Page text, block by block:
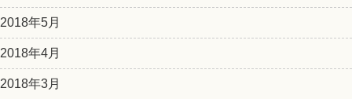
2018年5月
2018年4月
2018年3月